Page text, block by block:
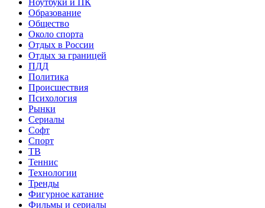
Образование
Общество
Около спорта
Отдых в России
Отдых за границей
ПДД
Политика
Происшествия
Психология
Рынки
Сериалы
Софт
Спорт
ТВ
Теннис
Технологии
Тренды
Фигурное катание
Фильмы и сериалы